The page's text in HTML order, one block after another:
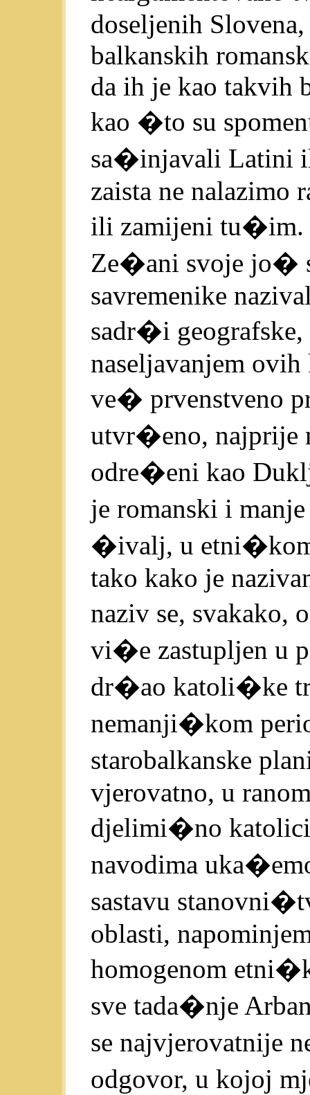
doseljenih
balkanskih
da ih je kao takvih
kao �to su
sa�injavali Latini
zaista ne nalazimo
ili zamijeni tu�im.
Ze�ani svoje jo�
savremenike
sadr�i
naseljavanjem
ve� prvenstveno
utvr�eno, najprije
odre�eni kao
je romanski i
�ivalj, u etni�kom
tako kako je
naziv se, svakako,
vi�e zastupljen u
dr�ao katoli�ke
nemanji�kom
starobalkanske
vjerovatno, u
djelimi�no
navodima
sastavu
oblasti,
homogenom
sve tada�nje
se najvjerovatnije
odgovor, u kojoj